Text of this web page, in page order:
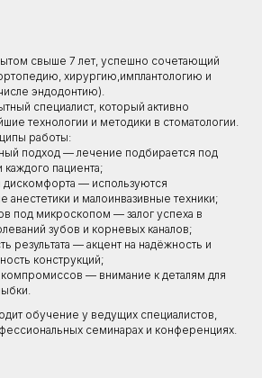
свыше 7 лет, успешно сочетающий
хирургию,имплантологию и
эндодонтию).
специалист, который активно
технологии и методики в стоматологии.
работы:
подход — лечение подбирается под
пациента;
дискомфорта — используются
анестетики и малоинвазивные техники;
под микроскопом — залог успеха в
зубов и корневых каналов;
результата — акцент на надёжность и
конструкций;
компромиссов — внимание к деталям для
обучение у ведущих специалистов,
семинарах и конференциях.